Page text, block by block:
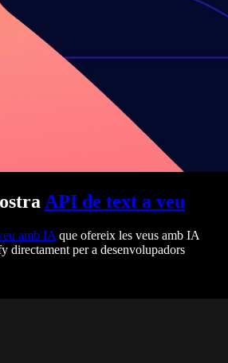
API de text a veu
amb IA que ofereix les veus amb IA
directament per a desenvolupadors